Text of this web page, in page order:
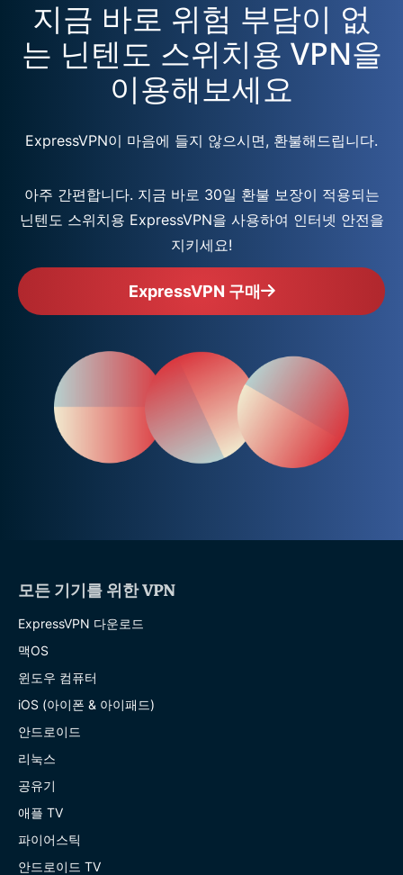
지금 바로 위험 부담이 없
는 닌텐도 스위치용 VPN을
이용해보세요
ExpressVPN이 마음에 들지 않으시면, 환불해드립니다.
아주 간편합니다. 지금 바로 30일 환불 보장이 적용되는
닌텐도 스위치용 ExpressVPN을 사용하여 인터넷 안전을
지키세요!
ExpressVPN 구매
모든 기기를 위한 VPN
ExpressVPN 다운로드
맥OS
윈도우 컴퓨터
iOS (아이폰 & 아이패드)
안드로이드
리눅스
공유기
애플 TV
파이어스틱
안드로이드 TV